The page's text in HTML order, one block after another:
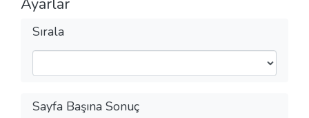
Ayarlar
Sırala
Sayfa Başına Sonuç